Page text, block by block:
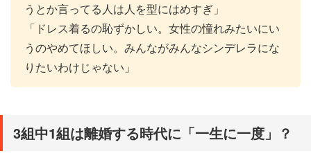
うとか言ってる人は人を型にはめすぎ」
「ドレス着るの恥ずかしい。女性の憧れみたいにい
うのやめてほしい。みんながみんなシンデレラにな
りたいわけじゃない」
3組中1組は離婚する時代に「一生に一度」？